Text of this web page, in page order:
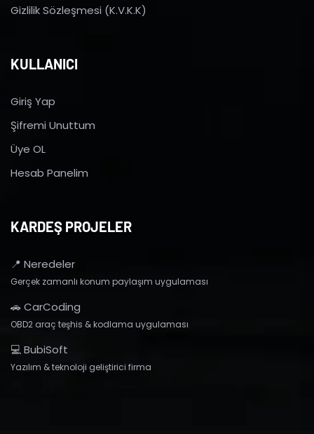
Gizlilik Sözleşmesi (K.V.K.K)
KULLANICI
Giriş Yap
Şifremi Unuttum
Üye OL
Hesab Panelim
KARDEŞ PROJELER
📍 Neredeler
Gerçek zamanlı konum paylaşım uygulaması
🚗 CarCoding
OBD2 araç teşhis & kodlama uygulaması
💻 BubiSoft
Yazılım & teknoloji geliştirici firma